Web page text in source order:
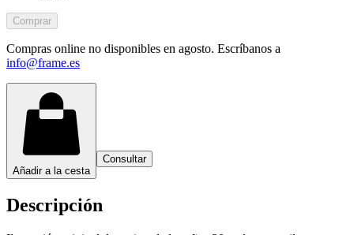
Comprar
Compras online no disponibles en agosto. Escríbanos a
info@frame.es
Añadir a la cesta
Consultar
Descripción